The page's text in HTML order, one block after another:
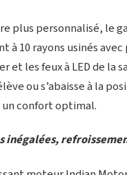
plus personnalisé, le
à 10 rayons usinés
et les feux à LED de
ou s’abaisse à la
confort optimal.
inégalées,